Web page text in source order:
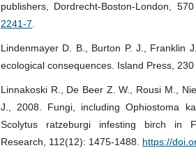
publishers, Dordrecht-Boston-London,
2241-7
Lindenmayer D. B., Burton P. J., Franklin
ecological consequences. Island Press, 230
Linnakoski R., De Beer Z. W., Rousi M.,
J., 2008. Fungi, including Ophiostoma
Scolytus ratzeburgi infesting birch in
Research, 112(12): 1475-1488. https://